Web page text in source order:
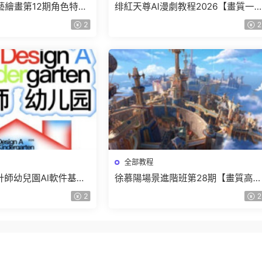
畫第12期角色特訓
2
绯紅天尊AI漫劇教程2026【畫質一般
2
幼兒園AI軟件基礎
2
全部教程
徐慕陽場景進階班第28期【畫質高清
2